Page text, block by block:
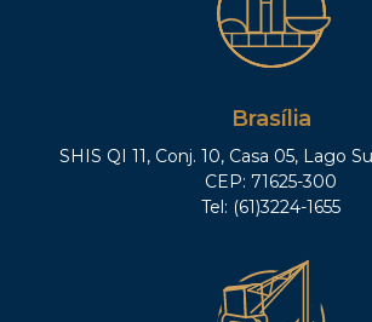
Brasília
SHIS QI 11, Conj. 10, Casa 05, Lago
CEP: 71625-300
Tel: (61)3224-1655